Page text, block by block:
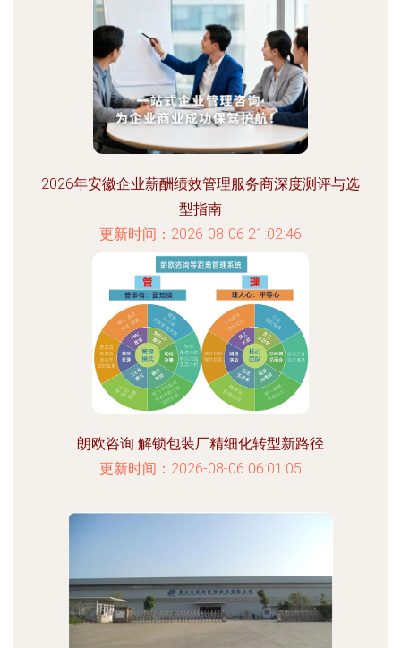
2026年安徽企业薪酬绩效管理服务商深度测评与选
型指南
更新时间：2026-08-06 21:02:46
朗欧咨询 解锁包装厂精细化转型新路径
更新时间：2026-08-06 06:01:05